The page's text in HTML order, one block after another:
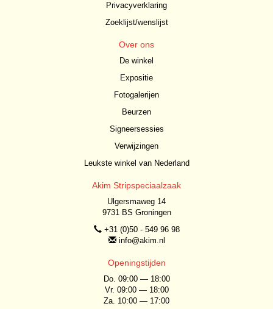
Privacyverklaring
Zoeklijst/wenslijst
Over ons
De winkel
Expositie
Fotogalerijen
Beurzen
Signeersessies
Verwijzingen
Leukste winkel van Nederland
Akim Stripspeciaalzaak
Ulgersmaweg 14
9731 BS Groningen
+31 (0)50 - 549 96 98
info@akim.nl
Openingstijden
Do. 09:00 — 18:00
Vr. 09:00 — 18:00
Za. 10:00 — 17:00